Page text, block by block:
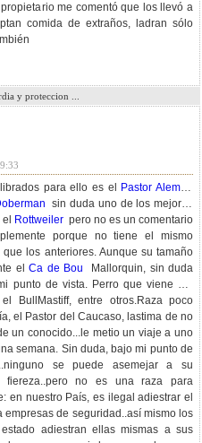
me comentó que los llevó a
comida de extraños, ladran sólo
y proteccion ...
para ello es el
Pastor Alemán
sin duda uno de los mejores
Rottweiler pero no es un comentario
porque no tiene el mismo
los anteriores. Aunque su tamaño
el Ca de Bou Mallorquin, sin duda
punto de vista. Perro que viene del
BullMastiff, entre otros.Raza poco
el Pastor del Caucaso, lastima de no
un conocido...le metio un viaje a uno
semana. Sin duda, bajo mi punto de
se puede asemejar a su
fiereza..pero no es una raza para
en nuestro País, es ilegal adiestrar el
de seguridad..así mismo los
adiestran ellas mismas a sus